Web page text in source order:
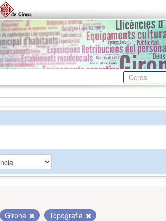
Girona Topografia